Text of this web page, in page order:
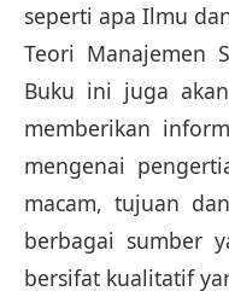
seperti apa Ilmu
Teori Manajemen
Buku ini juga akan
memberikan
mengenai
macam, tujuan
berbagai sumber
bersifat kualitatif